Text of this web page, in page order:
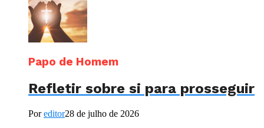
Papo de Homem
Refletir sobre si para prosseguir
Poreditor28 de julho de 2026